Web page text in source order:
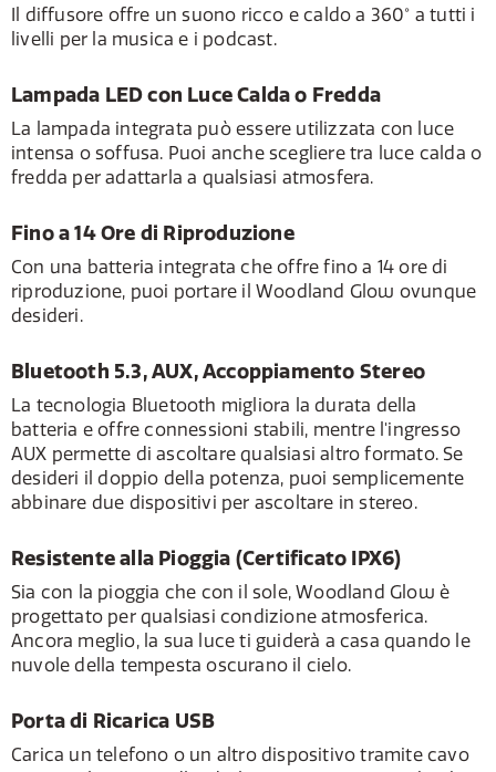
Il diffusore offre un suono ricco e caldo a 360° a tutti i
livelli per la musica e i podcast.
Lampada LED con Luce Calda o Fredda
La lampada integrata può essere utilizzata con luce
intensa o soffusa. Puoi anche scegliere tra luce calda o
fredda per adattarla a qualsiasi atmosfera.
Fino a 14 Ore di Riproduzione
Con una batteria integrata che offre fino a 14 ore di
riproduzione, puoi portare il Woodland Glow ovunque
desideri.
Bluetooth 5.3, AUX, Accoppiamento Stereo
La tecnologia Bluetooth migliora la durata della
batteria e offre connessioni stabili, mentre l'ingresso
AUX permette di ascoltare qualsiasi altro formato. Se
desideri il doppio della potenza, puoi semplicemente
abbinare due dispositivi per ascoltare in stereo.
Resistente alla Pioggia (Certificato IPX6)
Sia con la pioggia che con il sole, Woodland Glow è
progettato per qualsiasi condizione atmosferica.
Ancora meglio, la sua luce ti guiderà a casa quando le
nuvole della tempesta oscurano il cielo.
Porta di Ricarica USB
Carica un telefono o un altro dispositivo tramite cavo